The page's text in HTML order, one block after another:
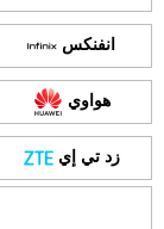
انفنكس
هواوي
زد تي إي